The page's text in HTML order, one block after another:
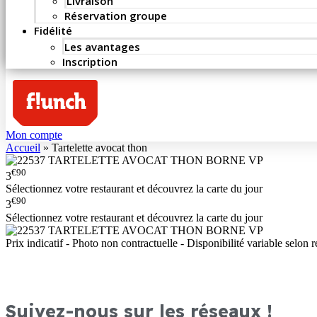
Réservation groupe
Fidélité
Les avantages
Inscription
Mon compte
Accueil » Tartelette avocat thon
3€90
Sélectionnez votre restaurant et découvrez la carte du jour
3€90
Sélectionnez votre restaurant et découvrez la carte du jour
Prix indicatif - Photo non contractuelle - Disponibilité variable selon
Suivez-nous sur les réseaux !